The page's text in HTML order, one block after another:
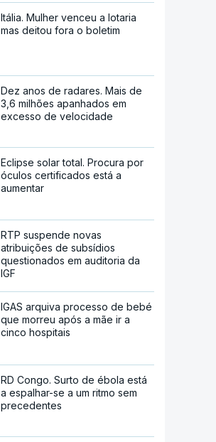
Itália. Mulher venceu a lotaria
mas deitou fora o boletim
Dez anos de radares. Mais de
3,6 milhões apanhados em
excesso de velocidade
Eclipse solar total. Procura por
óculos certificados está a
aumentar
RTP suspende novas
atribuições de subsídios
questionados em auditoria da
IGF
IGAS arquiva processo de bebé
que morreu após a mãe ir a
cinco hospitais
RD Congo. Surto de ébola está
a espalhar-se a um ritmo sem
precedentes